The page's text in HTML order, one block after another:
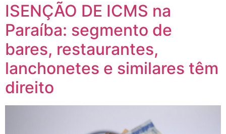
ISENÇÃO DE ICMS na
Paraíba: segmento de
bares, restaurantes,
lanchonetes e similares têm
direito